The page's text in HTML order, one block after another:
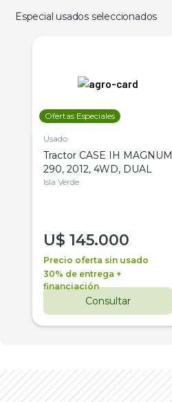
Especial usados seleccionados
Ofertas Especiales
Usado
Tractor CASE IH MAGNUM
290, 2012, 4WD, DUAL
Isla Verde
U$ 145.000
Precio oferta sin usado
30% de entrega +
financiación
Consultar